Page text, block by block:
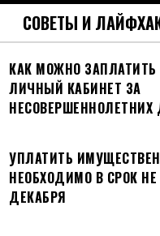
СОВЕТЫ И
КАК МОЖНО ЗАПЛАТИТЬ
ЛИЧНЫЙ КАБИНЕТ ЗА
НЕСОВЕРШЕННОЛЕТНИХ
УПЛАТИТЬ
НЕОБХОДИМО В СРОК
ДЕКАБРЯ